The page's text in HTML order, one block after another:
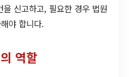
을 신고하고, 필요한 경우 법원
야 합니다.
역할